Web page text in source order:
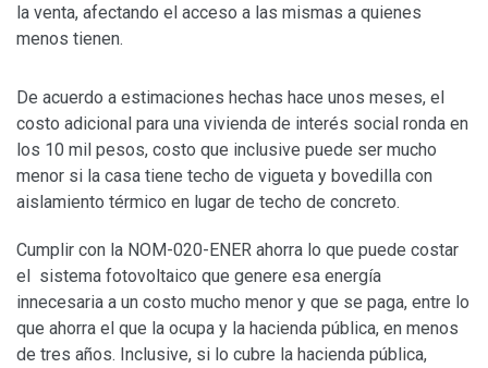
la venta, afectando el acceso a las mismas a quienes
menos tienen.
De acuerdo a estimaciones hechas hace unos meses, el
costo adicional para una vivienda de interés social ronda en
los 10 mil pesos, costo que inclusive puede ser mucho
menor si la casa tiene techo de vigueta y bovedilla con
aislamiento térmico en lugar de techo de concreto.
Cumplir con la NOM-020-ENER ahorra lo que puede costar
el sistema fotovoltaico que genere esa energía
innecesaria a un costo mucho menor y que se paga, entre lo
que ahorra el que la ocupa y la hacienda pública, en menos
de tres años. Inclusive, si lo cubre la hacienda pública,